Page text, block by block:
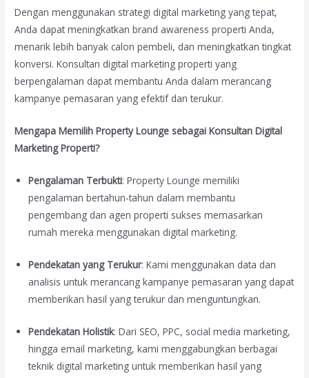
Dengan menggunakan strategi digital marketing yang tepat,
Anda dapat meningkatkan brand awareness properti Anda,
menarik lebih banyak calon pembeli, dan meningkatkan tingkat
konversi. Konsultan digital marketing properti yang
berpengalaman dapat membantu Anda dalam merancang
kampanye pemasaran yang efektif dan terukur.
Mengapa Memilih Property Lounge sebagai Konsultan Digital
Marketing Properti?
Pengalaman Terbukti: Property Lounge memiliki
pengalaman bertahun-tahun dalam membantu
pengembang dan agen properti sukses memasarkan
rumah mereka menggunakan digital marketing.
Pendekatan yang Terukur: Kami menggunakan data dan
analisis untuk merancang kampanye pemasaran yang dapat
memberikan hasil yang terukur dan menguntungkan.
Pendekatan Holistik: Dari SEO, PPC, social media marketing,
hingga email marketing, kami menggabungkan berbagai
teknik digital marketing untuk memberikan hasil yang